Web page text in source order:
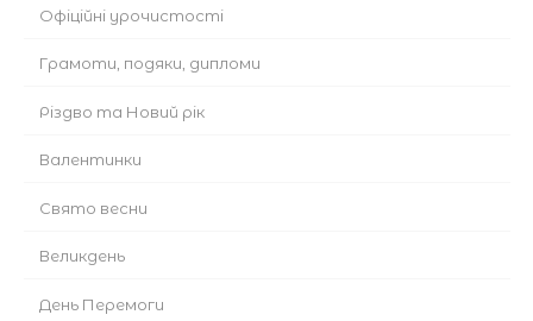
Офіційні урочистості
Грамоти, подяки, дипломи
Різдво та Новий рік
Валентинки
Cвято весни
Великдень
День Перемоги